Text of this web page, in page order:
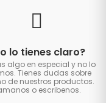
lo tienes claro?
algo en especial y no lo
Tienes dudas sobre
de nuestros productos.
o escribenos.